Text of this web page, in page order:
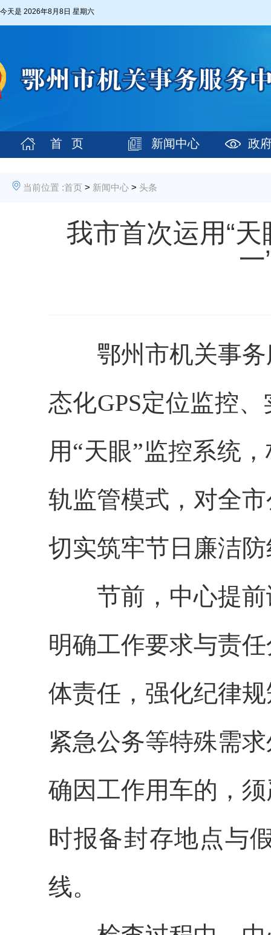
今天是 2026年8月8日 星期六
首 页 新闻中心 政
当前位置 :首页 > 新闻中心 > 头条
我市首次运用“
鄂州市机关事务
态化GPS定位监控
用“天眼”监控系统
轨监管模式，对全
切实筑牢节日廉洁
节前，中心提前
明确工作要求与责
体责任，强化纪律
紧急公务等特殊需
确因工作用车的，
时报备封存地点与
线。